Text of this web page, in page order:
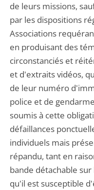
de leurs missions,
par les dispositions
Associations
en produisant des
circonstanciés et
et d'extraits vidéos,
de leur numéro
police et de
soumis à cette
défaillances
individuels mais
répandu, tant en
bande détachable
qu'il est susceptible